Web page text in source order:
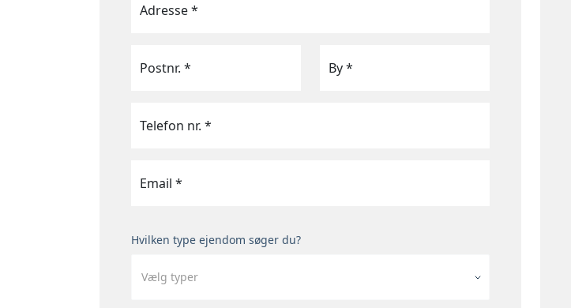
Adresse *
Postnr. * By *
Telefon nr. *
Email *
Hvilken type ejendom søger du?
Vælg typer